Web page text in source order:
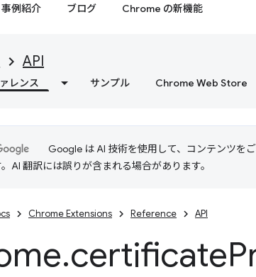
事例紹介 ブログ Chrome の新機能
API
レンス サンプル Chrome Web Store
Google は AI 技術を使用して、コンテンツを
AI 翻訳には誤りが含まれる場合があります。
Chrome Extensions Reference API
.certificate